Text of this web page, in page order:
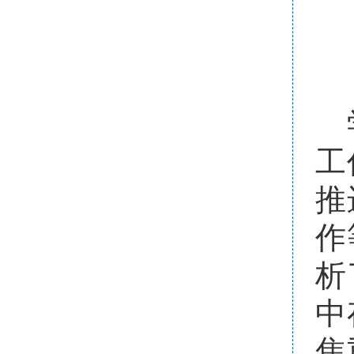
工
推
作
析